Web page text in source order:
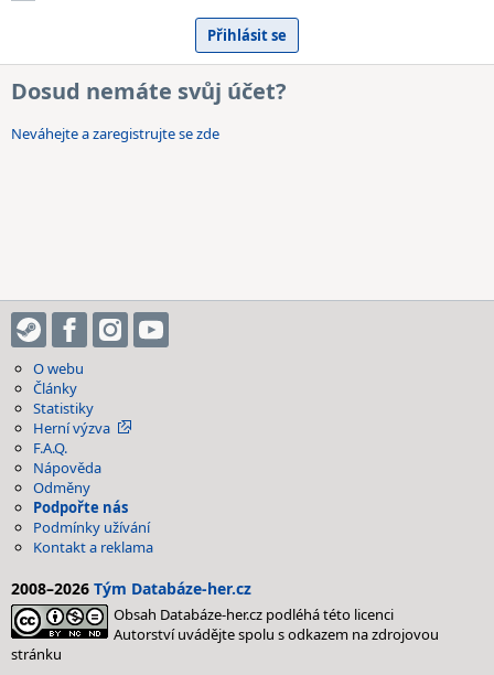
Dosud nemáte svůj účet?
Neváhejte a zaregistrujte se zde
O webu
Články
Statistiky
Herní výzva
F.A.Q.
Nápověda
Odměny
Podpořte nás
Podmínky užívání
Kontakt a reklama
2008–2026 Tým Databáze-her.cz
Obsah Databáze-her.cz podléhá této licenci
Autorství uvádějte spolu s odkazem na zdrojovou
stránku